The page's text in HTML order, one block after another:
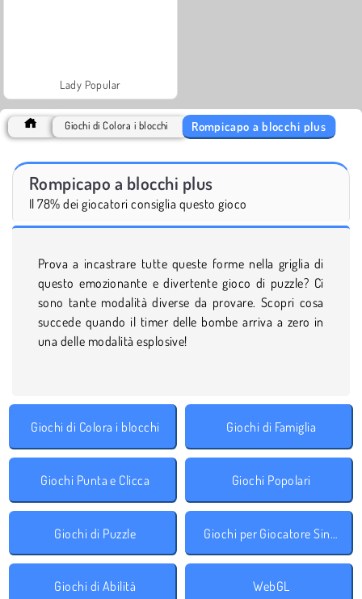
Lady Popular
Giochi di Colora i blocchi Rompicapo a blocchi plus
Rompicapo a blocchi plus
Il 78% dei giocatori consiglia questo gioco
Prova a incastrare tutte queste forme nella griglia di
questo emozionante e divertente gioco di puzzle? Ci
sono tante modalità diverse da provare. Scopri cosa
succede quando il timer delle bombe arriva a zero in
una delle modalità esplosive!
Giochi di Colora i blocchi Giochi di Famiglia
Giochi Punta e Clicca Giochi Popolari
Giochi di Puzzle Giochi per Giocatore Singolo
Giochi di Abilità WebGL